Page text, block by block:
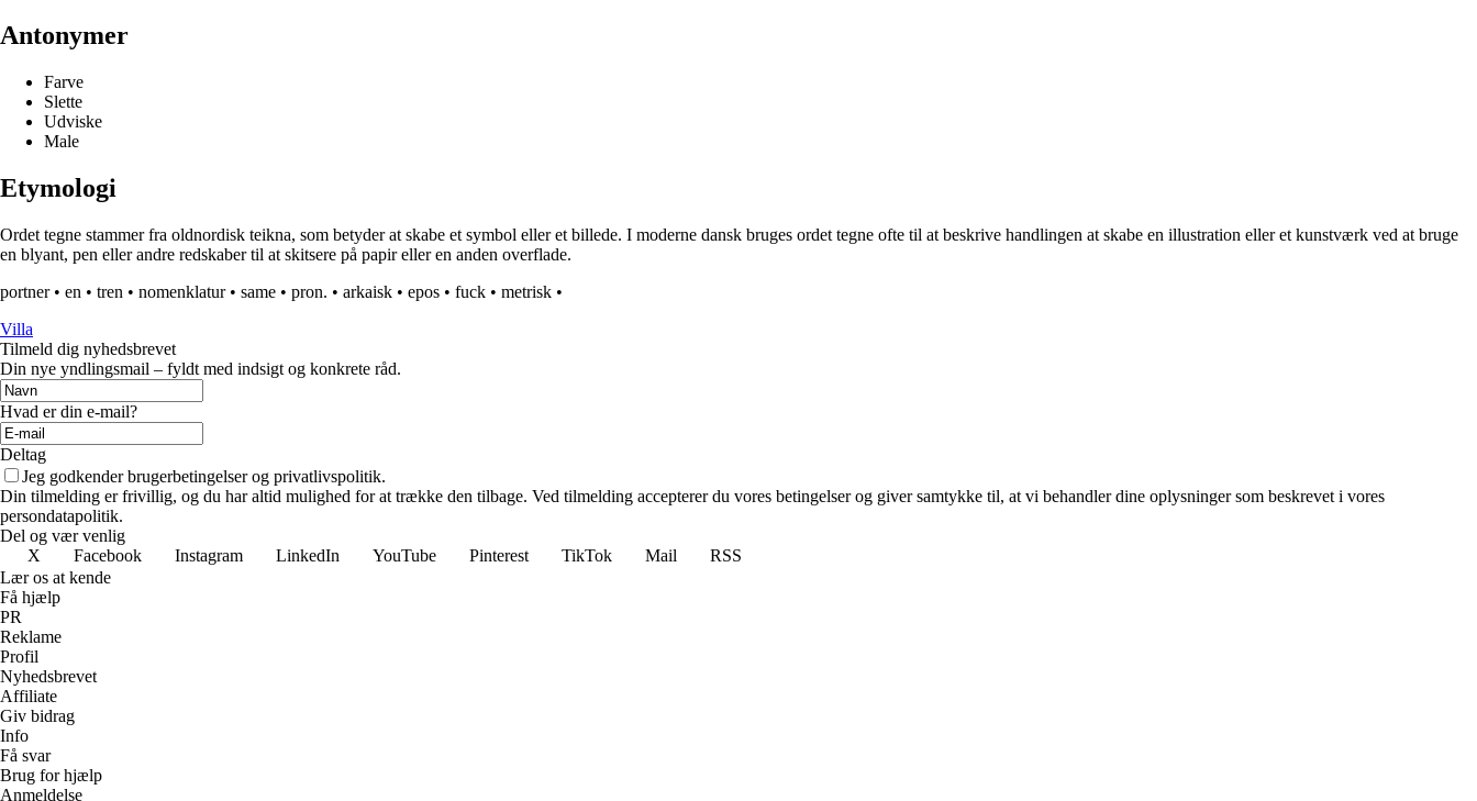
Antonymer
Farve
Slette
Udviske
Male
Etymologi
Ordet tegne stammer fra oldnordisk teikna, som betyder at skabe et symbol eller et billede. I moderne dansk bruges ordet tegne ofte til at beskrive handlingen at skabe en illustration eller et kunstværk ved at bruge
en blyant, pen eller andre redskaber til at skitsere på papir eller en anden overflade.
portner• en • tren • nomenklatur• same • pron. • arkaisk • epos • fuck • metrisk •
Villa
Tilmeld dig nyhedsbrevet
Din nye yndlingsmail – fyldt med indsigt og konkrete råd.
Hvad er din e-mail?
Deltag
Jeg godkender brugerbetingelser og privatlivspolitik.
Din tilmelding er frivillig, og du har altid mulighed for at trække den tilbage. Ved tilmelding accepterer du vores betingelser og giver samtykke til, at vi behandler dine oplysninger som beskrevet i vores
persondatapolitik.
Del og vær venlig
X
Facebook Instagram LinkedIn YouTube Pinterest TikTok Mail
RSS
Lær os at kende
Få hjælp
PR
Reklame
Profil
Nyhedsbrevet
Affiliate
Giv bidrag
Info
Få svar
Brug for hjælp
Anmeldelse